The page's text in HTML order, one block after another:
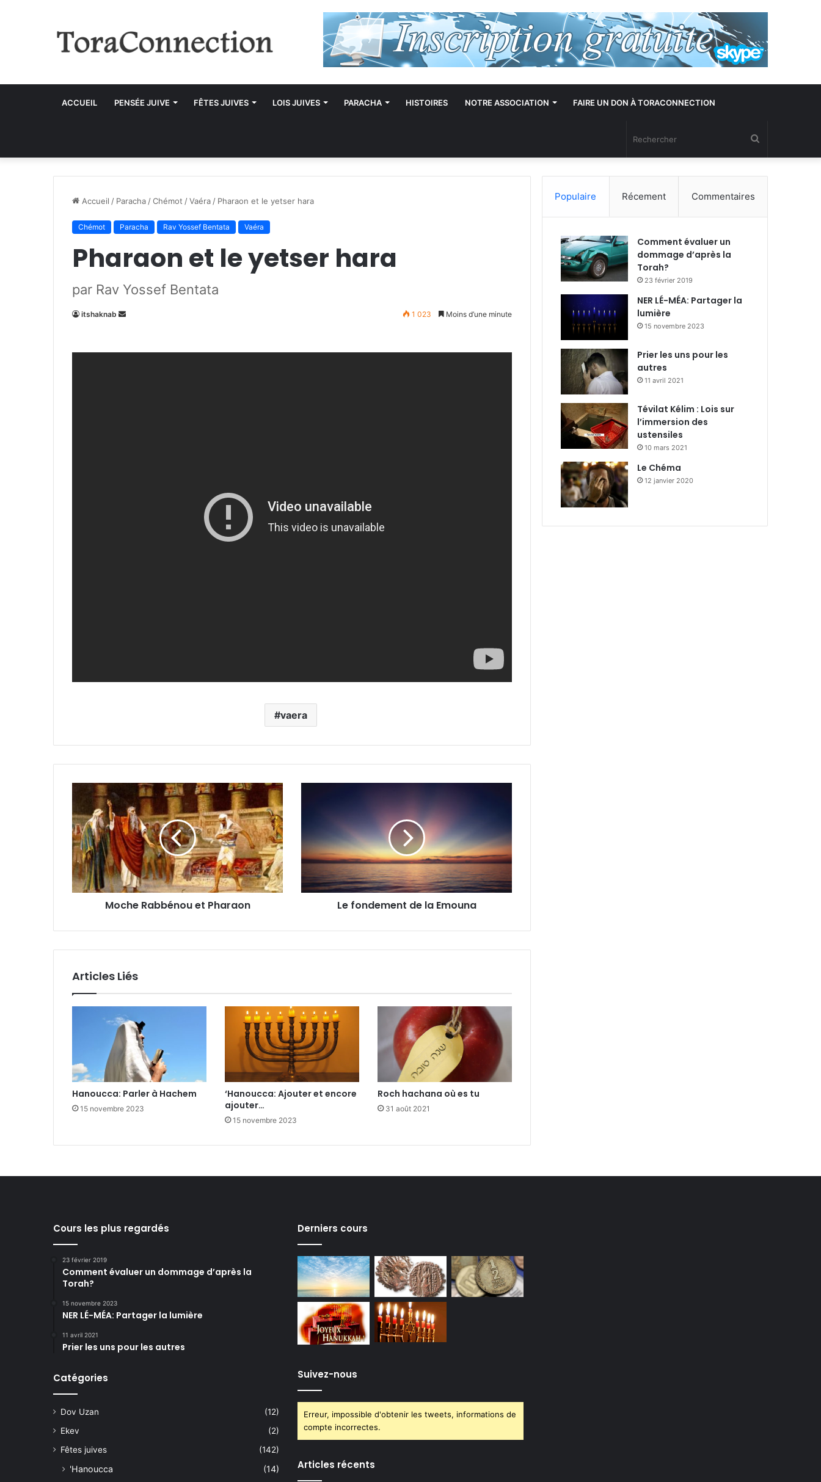
ACCUEIL PENSÉE JUIVE FÊTES JUIVES LOIS JUIVES PARACHA HISTOIRES NOTRE ASSOCIATION FAIRE UN DON À TORACONNECTION
Accueil / Paracha /Chémot /Vaéra / Pharaon et le yetser hara
Chémot Paracha Rav Yossef Bentata Vaéra
Pharaon et le yetser hara
par Rav Yossef Bentata
itshaknab
Envoyer
1 023 Moins d’une minute
vaera
Moche Rabbénou et Pharaon Le fondement de la Emouna
Articles Liés
Hanoucca: Parler à Hachem
15 novembre 2023
‘Hanoucca: Ajouter et encore
ajouter…
15 novembre 2023
Roch hachana où es tu
31 août 2021
Populaire Récement Commentaires
Comment évaluer un
dommage d’après la
Torah?
23 février 2019
NER LÉ-MÉA: Partager la
lumière
15 novembre 2023
Prier les uns pour les
autres
11 avril 2021
Tévilat Kélim : Lois sur
l’immersion des
ustensiles
10 mars 2021
Le Chéma
12 janvier 2020
Cours les plus regardés
23 février 2019
Comment évaluer un dommage d’après la
Torah?
15 novembre 2023
NER LÉ-MÉA: Partager la lumière
11 avril 2021
Prier les uns pour les autres
Catégories
Dov Uzan
(12)
Ekev
(2)
Fêtes juives
(142)
'Hanoucca
(14)
Derniers cours
Suivez-nous
Erreur, impossible d'obtenir les tweets, informations de
compte incorrectes.
Articles récents